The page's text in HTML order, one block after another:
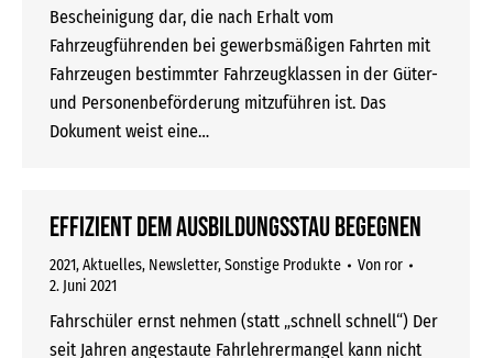
Bescheinigung dar, die nach Erhalt vom
Fahrzeugführenden bei gewerbsmäßigen Fahrten mit
Fahrzeugen bestimmter Fahrzeugklassen in der Güter-
und Personenbeförderung mitzuführen ist. Das
Dokument weist eine…
Effizient dem Ausbildungsstau begegnen
2021,Aktuelles, Newsletter,Sonstige Produkte Von ror
2. Juni 2021
Fahrschüler ernst nehmen (statt „schnell schnell“) Der
seit Jahren angestaute Fahrlehrermangel kann nicht